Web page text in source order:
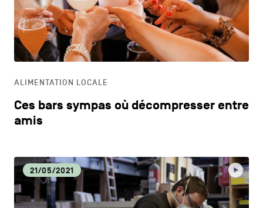
ALIMENTATION LOCALE
Ces bars sympas où décompresser entre
amis
21/05/2021